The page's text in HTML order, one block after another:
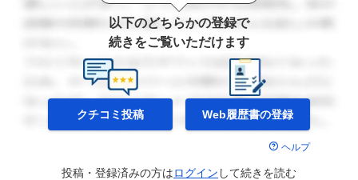
以下のどちらかの登録で
続きをご覧いただけます
クチコミ投稿 Web履歴書の登録
ヘルプ
投稿・登録済みの方はログイン して続きを読む